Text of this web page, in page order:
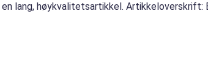
lang, høykvalitetsartikkel. Artikkeloverskrift: